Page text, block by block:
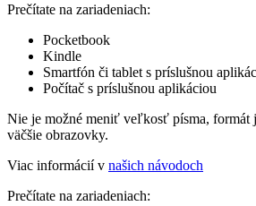
Prečítate na zariadeniach:
Pocketbook
Kindle
Smartfón či tablet s príslušnou
Počítač s príslušnou aplikáciou
Nie je možné meniť veľkosť písma, formát
väčšie obrazovky.
Viac informácií v našich návodoch
Prečítate na zariadeniach: